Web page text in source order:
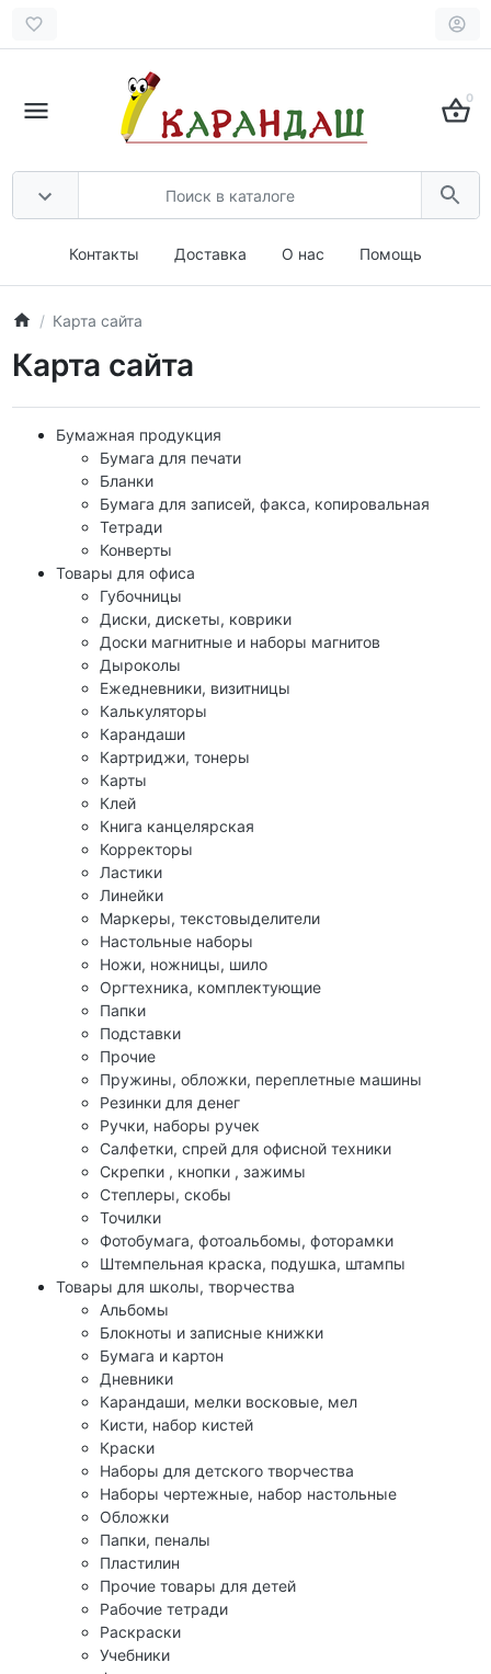
0
Контакты Доставка О нас Помощь
Карта сайта
Карта сайта
Бумажная продукция
Бумага для печати
Бланки
Бумага для записей, факса, копировальная
Тетради
Конверты
Товары для офиса
Губочницы
Диски, дискеты, коврики
Доски магнитные и наборы магнитов
Дыроколы
Ежедневники, визитницы
Калькуляторы
Карандаши
Картриджи, тонеры
Карты
Клей
Книга канцелярская
Корректоры
Ластики
Линейки
Маркеры, текстовыделители
Настольные наборы
Ножи, ножницы, шило
Оргтехника, комплектующие
Папки
Подставки
Прочие
Пружины, обложки, переплетные машины
Резинки для денег
Ручки, наборы ручек
Салфетки, спрей для офисной техники
Скрепки , кнопки , зажимы
Степлеры, скобы
Точилки
Фотобумага, фотоальбомы, фоторамки
Штемпельная краска, подушка, штампы
Товары для школы, творчества
Альбомы
Блокноты и записные книжки
Бумага и картон
Дневники
Карандаши, мелки восковые, мел
Кисти, набор кистей
Краски
Наборы для детского творчества
Наборы чертежные, набор настольные
Обложки
Папки, пеналы
Пластилин
Прочие товары для детей
Рабочие тетради
Раскраски
Учебники